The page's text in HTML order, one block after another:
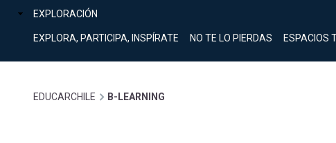
cuenta
EXPLORACIÓN
EXPLORA, PARTICIPA, INSPÍRATE NO TE LO PIERDAS ESPACIOS
Mobile]
Menú
Sobrescribir
EDUCARCHILE B-LEARNING